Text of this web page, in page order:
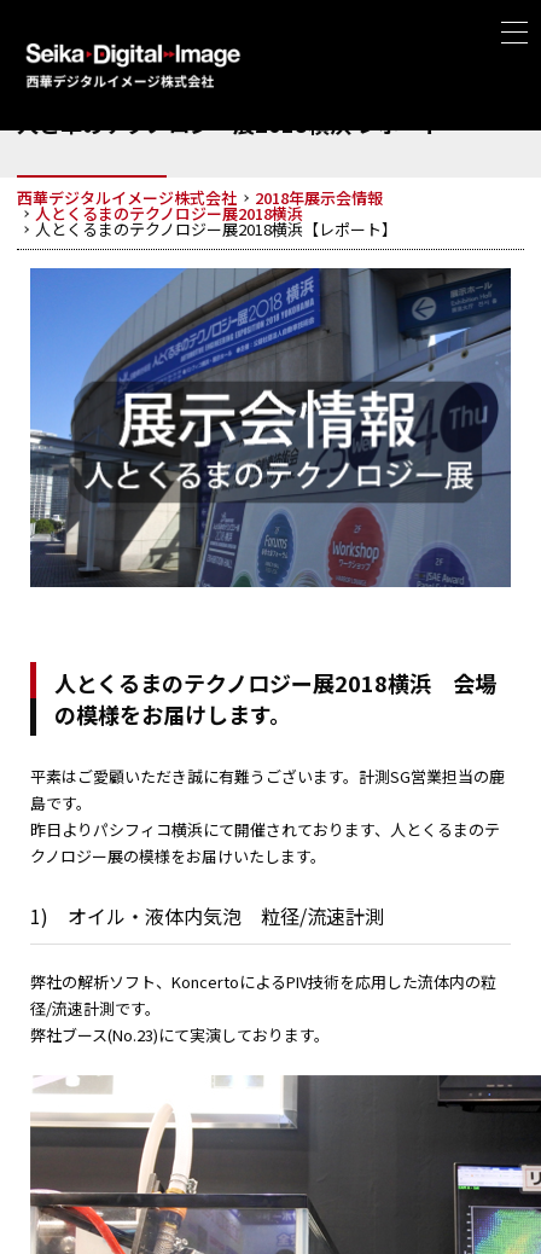
西華デジタルイメージ株式会社 2018年展示会情報
人とくるまのテクノロジー展2018横浜
人とくるまのテクノロジー展2018横浜【レポート】
人と車のテクノロジー展2018横浜 レポート
人とくるまのテクノロジー展2018横浜 会場
の模様をお届けします。
平素はご愛顧いただき誠に有難うございます。計測SG営業担当の鹿
島です。
昨日よりパシフィコ横浜にて開催されております、人とくるまのテ
クノロジー展の模様をお届けいたします。
1) オイル・液体内気泡 粒径/流速計測
弊社の解析ソフト、KoncertoによるPIV技術を応用した流体内の粒
径/流速計測です。
弊社ブース(No.23)にて実演しております。